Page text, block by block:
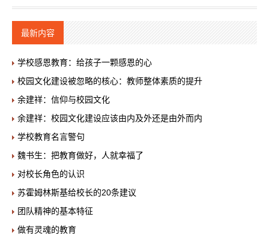
最新内容
学校感恩教育：给孩子一颗感恩的心
校园文化建设被忽略的核心：教师整体素质的提升
余建祥：信仰与校园文化
余建祥：校园文化建设应该由内及外还是由外而内
学校教育名言警句
魏书生：把教育做好，人就幸福了
对校长角色的认识
苏霍姆林斯基给校长的20条建议
团队精神的基本特征
做有灵魂的教育